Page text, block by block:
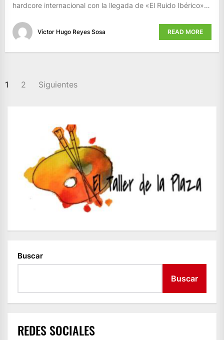
hardcore internacional con la llegada de «El Ruido Ibérico»…
Víctor Hugo Reyes Sosa READ MORE
PAGINACIÓN
1 2 Siguientes
Buscar
Buscar
REDES SOCIALES